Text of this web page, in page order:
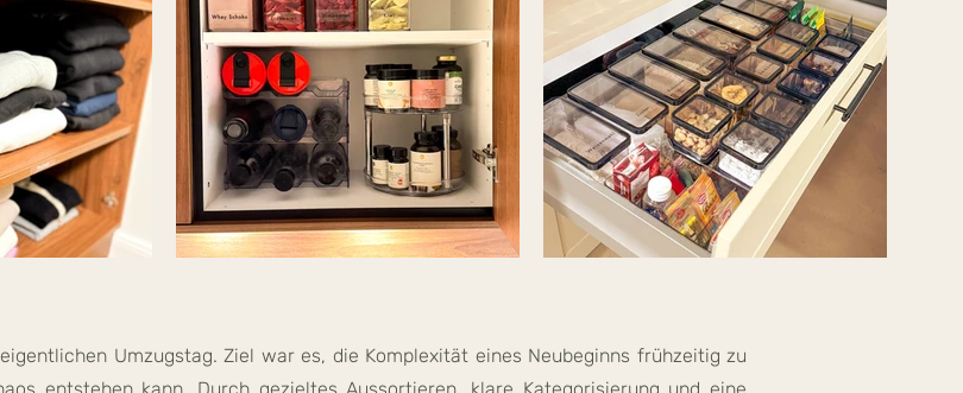
Umzugstag. Ziel war es, die Komplexität eines Neubeginns frühzeitig zu
entstehen kann. Durch gezieltes Aussortieren, klare Kategorisierung und eine